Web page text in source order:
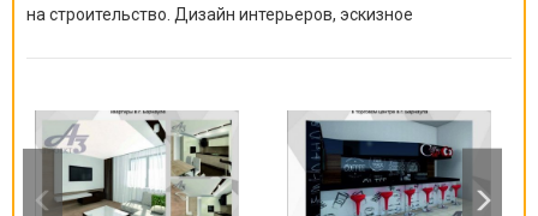
на строительство. Дизайн интерьеров, эскизное
«А3-Проект»— проектные работы любого объема и уровня